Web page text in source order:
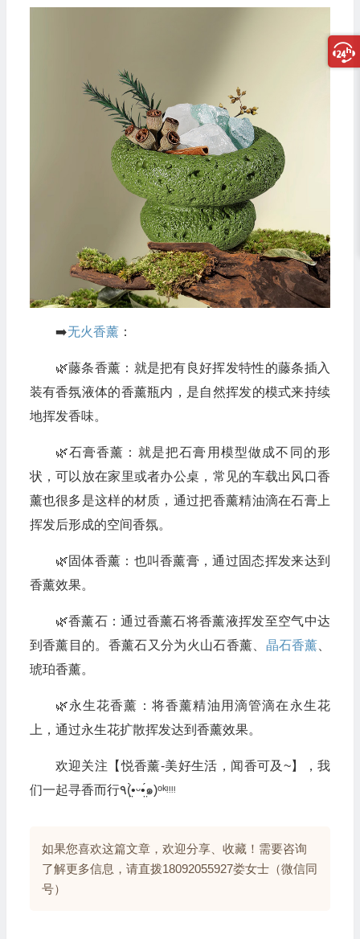
➡️无火香薰：
🌿藤条香薰：就是把有良好挥发特性的藤条插入
装有香氛液体的香薰瓶内，是自然挥发的模式来持续
地挥发香味。
🌿石膏香薰：就是把石膏用模型做成不同的形
状，可以放在家里或者办公桌，常见的车载出风口香
薰也很多是这样的材质，通过把香薰精油滴在石膏上
挥发后形成的空间香氛。
🌿固体香薰：也叫香薰膏，通过固态挥发来达到
香薰效果。
🌿香薰石：通过香薰石将香薰液挥发至空气中达
到香薰目的。香薰石又分为火山石香薰、 晶石香薰、
琥珀香薰。
🌿永生花香薰：将香薰精油用滴管滴在永生花
上，通过永生花扩散挥发达到香薰效果。
欢迎关注【悦香薰-美好生活，闻香可及~】，我
们一起寻香而行٩(•̤̀ᵕ•̤́๑)ᵒᵏᵎᵎᵎᵎ
如果您喜欢这篇文章，欢迎分享、收藏！需要咨询
了解更多信息，请直拨18092055927娄女士（微信同
号）